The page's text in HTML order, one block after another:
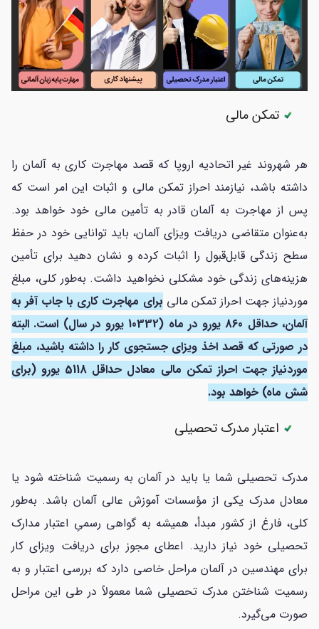
تمکن مالی
هر شهروند غیر اتحادیه اروپا که قصد مهاجرت کاری به آلمان را
داشته باشد، نیازمند احراز تمکن مالی و اثبات این امر است که
پس از مهاجرت به آلمانقادر به تأمین مالی خود خواهد بود.
به‌عنوان متقاضی دریافت ویزای آلمان، باید توانایی خود در حفظ
سطح زندگی قابل‌قبول را اثبات کرده و نشان دهید برای تأمین
هزینه‌های زندگی خود مشکلی نخواهید داشت. به‌طور کلی، مبلغ
موردنیاز جهت احراز تمکن مالی برای مهاجرت کاری با جاب آفر به
آلمان، حداقل 860 یورو در ماه (10332 یورو در سال) است. البته
در صورتی که قصد اخذ ویزای جستجوی کار را داشته باشید، مبلغ
موردنیاز جهت احراز تمکن مالی معادل حداقل 5118 یورو (برای
شش ماه) خواهد بود.
اعتبار مدرک تحصیلی
مدرک تحصیلی شما یا باید در آلمان به رسمیت شناخته شود یا
معادل مدرک یکی از مؤسسات آموزش عالی آلمان باشد. به‌طور
کلی، فارغ از کشور مبدأ، همیشه به گواهی رسمیِ اعتبار مدارک
تحصیلی خود نیاز دارید. اعطای مجوز برای دریافت ویزای کار
برای مهندسین در آلمان مراحل خاصی دارد که بررسی اعتبار و به
رسمیت شناختن مدرک تحصیلی شما معمولاً در طی این مراحل
صورت می‌گیرد.